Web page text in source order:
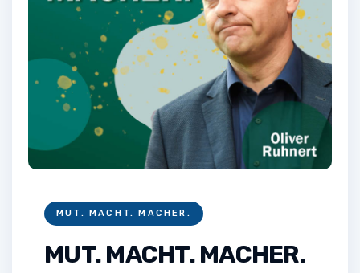
MUT. MACHT. MACHER.
MUT. MACHT. MACHER.